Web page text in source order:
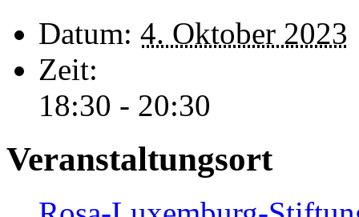
Datum: 4. Oktober 2023
Zeit:
18:30 - 20:30
Veranstaltungsort